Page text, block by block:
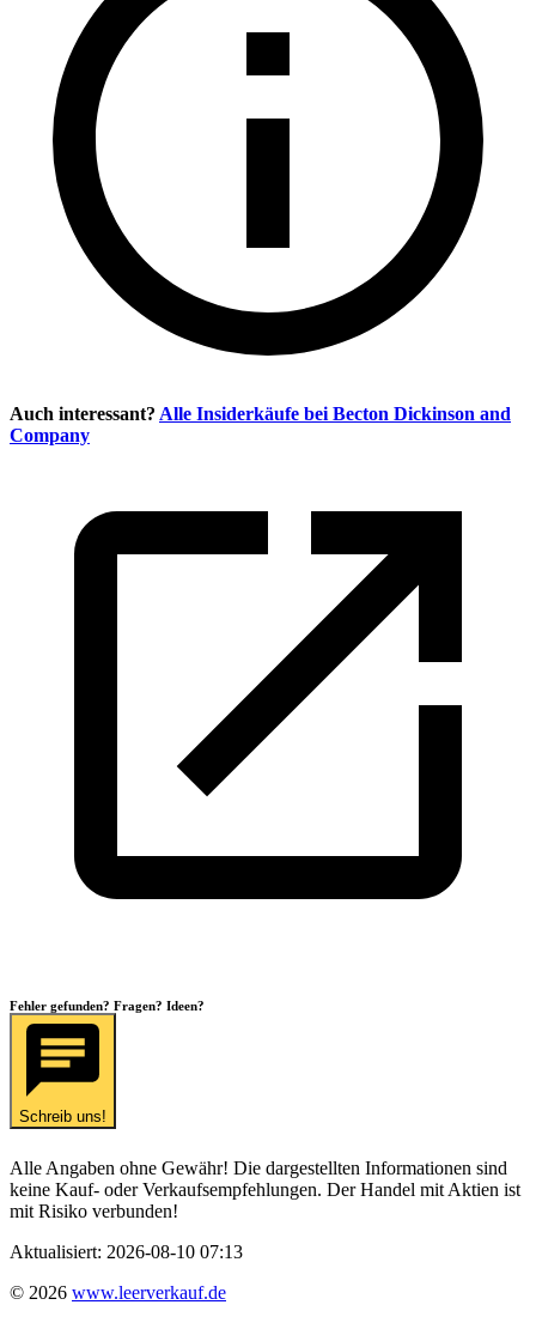
Auch interessant? Alle Insiderkäufe bei Becton Dickinson and
Company
Fehler gefunden? Fragen? Ideen?
Schreib uns!
Alle Angaben ohne Gewähr! Die dargestellten Informationen sind
keine Kauf- oder Verkaufsempfehlungen. Der Handel mit Aktien ist
mit Risiko verbunden!
Aktualisiert: 2026-08-10 07:13
© 2026 www.leerverkauf.de